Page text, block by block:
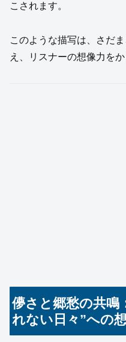
こされます。
このような描写は、さだ
え、リスナーの想像力を
儚さと郷愁の共鳴
れない日々”への